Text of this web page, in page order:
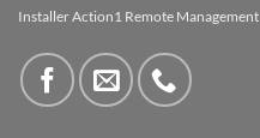
Installer Action1 Remote Management